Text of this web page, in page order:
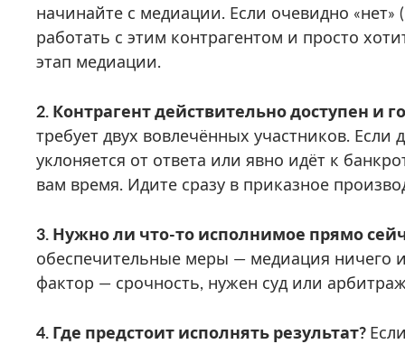
начинайте с медиации. Если очевидно
работать с этим контрагентом и просто
этап медиации.
2. Контрагент действительно доступен и
требует двух вовлечённых участников. Если
уклоняется от ответа или явно идёт к
вам время. Идите сразу в приказное
3. Нужно ли что-то исполнимое прямо
обеспечительные меры — медиация ничего
фактор — срочность, нужен суд или
4. Где предстоит исполнять результат?